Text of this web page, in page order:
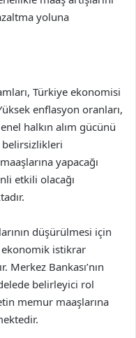
yoluna
Türkiye ekonomisi
enflasyon oranları,
halkın alım gücünü
yapacağı
etkili olacağı
düşürülmesi için
ekonomik istikrar
Merkez Bankası’nın
belirleyici rol
memur maaşlarına